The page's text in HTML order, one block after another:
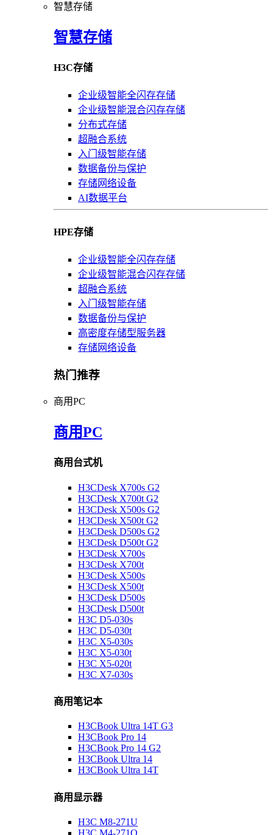
智慧存储
智慧存储
H3C存储
企业级智能全闪存存储
企业级智能混合闪存存储
分布式存储
超融合系统
入门级智能存储
数据备份与保护
存储网络设备
AI数据平台
HPE存储
企业级智能全闪存存储
企业级智能混合闪存存储
超融合系统
入门级智能存储
数据备份与保护
高密度存储型服务器
存储网络设备
热门推荐
商用PC
商用PC
商用台式机
H3CDesk X700s G2
H3CDesk X700t G2
H3CDesk X500s G2
H3CDesk X500t G2
H3CDesk D500s G2
H3CDesk D500t G2
H3CDesk X700s
H3CDesk X700t
H3CDesk X500s
H3CDesk X500t
H3CDesk D500s
H3CDesk D500t
H3C D5-030s
H3C D5-030t
H3C X5-030s
H3C X5-030t
H3C X5-020t
H3C X7-030s
商用笔记本
H3CBook Ultra 14T G3
H3CBook Pro 14
H3CBook Pro 14 G2
H3CBook Ultra 14
H3CBook Ultra 14T
商用显示器
H3C M8-271U
H3C M4-271Q